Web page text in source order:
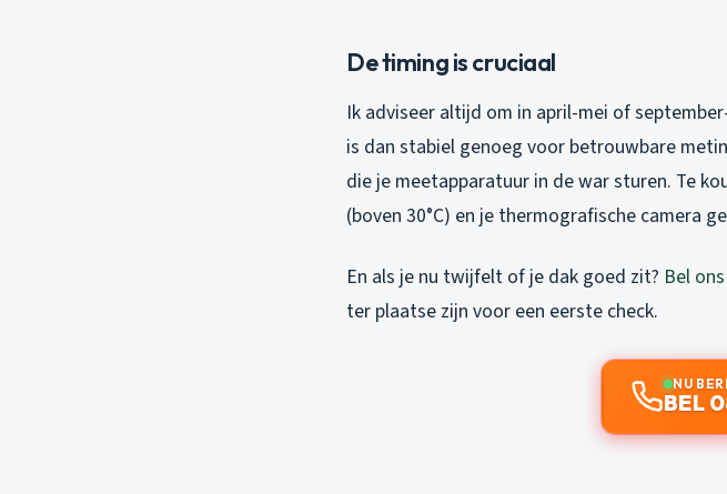
De timing is cruciaal
Ik adviseer altijd om in april-mei of
is dan stabiel genoeg voor betrouwbare
die je meetapparatuur in de war sturen. Te
(boven 30°C) en je thermografische camera
En als je nu twijfelt of je dak goed zit? Bel
ter plaatse zijn voor een eerste check.
NU
BEL